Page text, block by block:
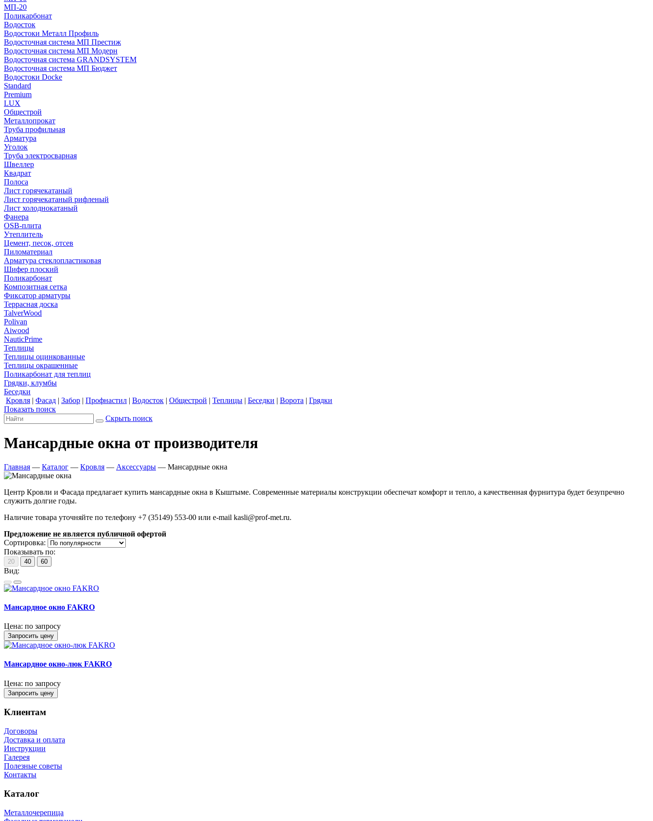
МП-20
Поликарбонат
Водосток
Водостоки Металл Профиль
Водосточная система МП Престиж
Водосточная система МП Модерн
Водосточная система GRANDSYSTEM
Водосточная система МП Бюджет
Водостоки Docke
Standard
Premium
LUX
Общестрой
Металлопрокат
Труба профильная
Арматура
Уголок
Труба электросварная
Швеллер
Квадрат
Полоса
Лист горячекатаный
Лист горячекатаный рифленый
Лист холоднокатаный
Фанера
OSB-плита
Утеплитель
Цемент, песок, отсев
Пиломатериал
Арматура стеклопластиковая
Шифер плоский
Поликарбонат
Композитная сетка
Фиксатор арматуры
Террасная доска
TalverWood
Polivan
Aiwood
NauticPrime
Теплицы
Теплицы оцинкованные
Теплицы окрашенные
Поликарбонат для теплиц
Грядки, клумбы
Беседки
Кровля | Фасад | Забор | Профнастил | Водосток | Общестрой | Теплицы | Беседки | Ворота | Грядки
Показать поиск
Скрыть поиск
Мансардные окна от производителя
Главная — Каталог — Кровля — Аксессуары — Мансардные окна
Центр Кровли и Фасада предлагает купить мансардные окна в Кыштыме. Современные материалы конструкции обеспечат комфорт и тепло, а качественная фурнитура будет безупречно
служить долгие годы.
Наличие товара уточняйте по телефону +7 (35149) 553-00 или e-mail kasli@prof-met.ru.
Предложение не является публичной офертой
Сортировка:
Показывать по:
20 40 60
Вид:
Мансардное окно FAKRO
Цена: по запросу
Запросить цену
Мансардное окно-люк FAKRO
Цена: по запросу
Запросить цену
Клиентам
Договоры
Доставка и оплата
Инструкции
Галерея
Полезные советы
Контакты
Каталог
Металлочерепица